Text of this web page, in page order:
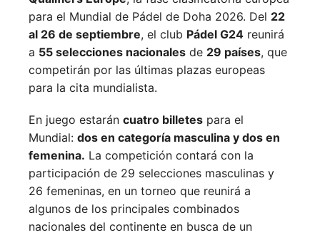
para el Mundial de Pádel de Doha 2026. Del 22
al 26 de septiembre, el club Pádel G24 reunirá
a 55 selecciones nacionales de 29 países, que
competirán por las últimas plazas europeas
para la cita mundialista.
En juego estarán cuatro billetes para el
Mundial: dos en categoría masculina y dos en
femenina. La competición contará con la
participación de 29 selecciones masculinas y
26 femeninas, en un torneo que reunirá a
algunos de los principales combinados
nacionales del continente en busca de un